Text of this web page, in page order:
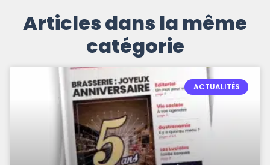
Articles dans la même
catégorie
ACTUALITÉS